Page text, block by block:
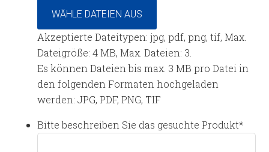
WÄHLE DATEIEN AUS
Akzeptierte Dateitypen: jpg, pdf, png, tif, Max.
Dateigröße: 4 MB, Max. Dateien: 3.
Es können Dateien bis max. 3 MB pro Datei in
den folgenden Formaten hochgeladen
werden: JPG, PDF, PNG, TIF
Bitte beschreiben Sie das gesuchte Produkt*